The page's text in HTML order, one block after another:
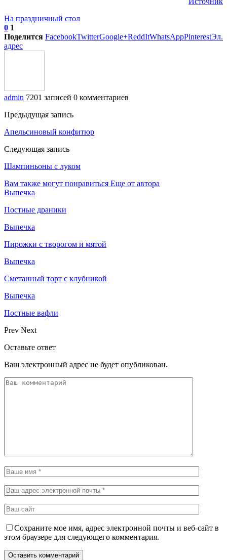
На праздничный стол
0 1
Поделится FacebookTwitterGoogle+ReddItWhatsAppPinterestЭл.
адрес
admin 7201 записей 0 комментариев
Предыдущая запись
Апельсиновый конфитюр
Следующая запись
Шампиньоны с луком
Вам также могут понравиться Еще от автора
Выпечка
Постные драники
Выпечка
Пирожки с творогом и мятой
Выпечка
Сметанный торт с клубникой
Выпечка
Постные вафли
Prev Next
Оставьте ответ
Ваш электронный адрес не будет опубликован.
Сохраните мое имя, адрес электронной почты и веб-сайт в
этом браузере для следующего комментария.